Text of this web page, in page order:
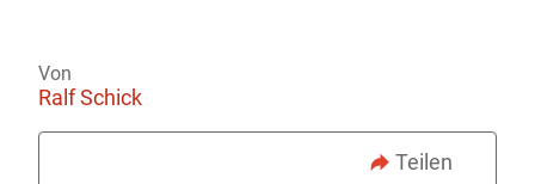
Von
Ralf Schick
Teilen